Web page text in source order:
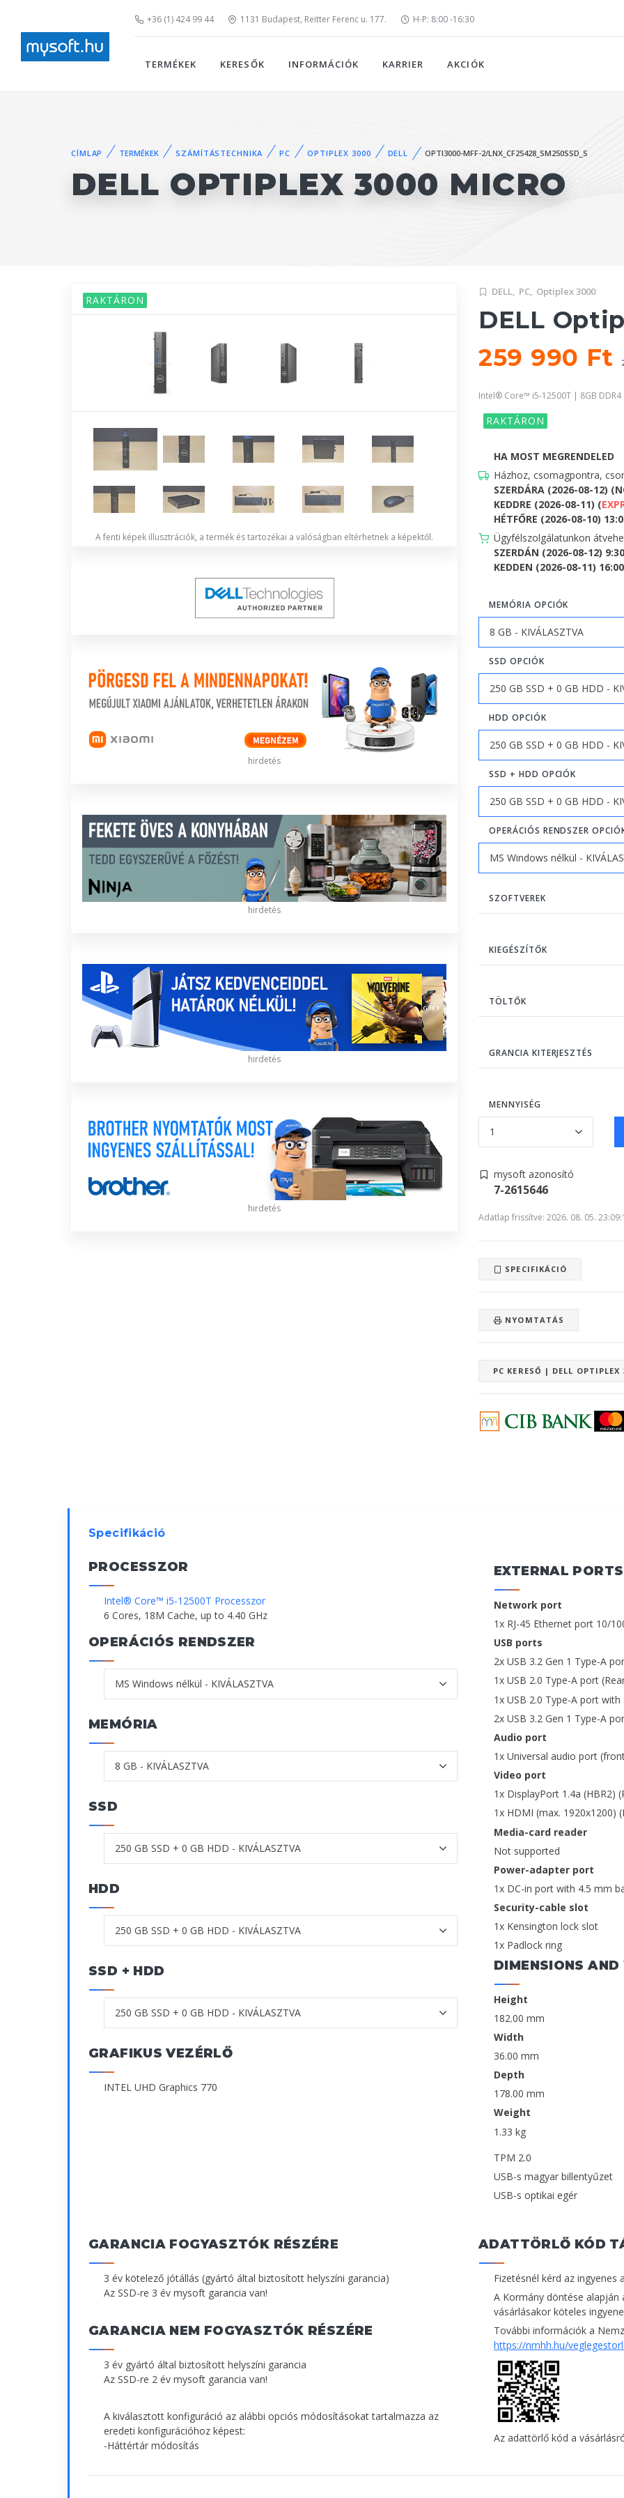
+36 (1) 424 99 44 1131 Budapest, Reitter Ferenc u. 177. H-P: 8:00 -16:30
TERMÉKEK KERESŐK INFORMÁCIÓK KARRIER AKCIÓK
CÍMLAP TERMÉKEK SZÁMÍTÁSTECHNIKA PC OPTIPLEX 3000 DELL OPTI3000-MFF-2/LNX_CF25428_SM250SSD_S
DELL OPTIPLEX 3000 MICRO
RAKTÁRON
A fenti képek illusztrációk, a termék és tartozékai a valóságban eltérhetnek a képektől.
hirdetés
hirdetés
hirdetés
hirdetés
DELL, PC, Optiplex 3000
DELL
259 990 Ft
Intel® Core™ i5-12500T | 8GB DDR4
RAKTÁRON
HA MOST MEGRENDELED
Házhoz, csomagpontra,
SZERDÁRA (2026-08-12)
KEDDRE (2026-08-11) (
HÉTFŐRE (2026-08-10)
Ügyfélszolgálatunkon
SZERDÁN (2026-08-12)
KEDDEN (2026-08-11)
MEMÓRIA OPCIÓK
SSD OPCIÓK
HDD OPCIÓK
SSD + HDD OPCIÓK
OPERÁCIÓS RENDSZER
SZOFTVEREK
KIEGÉSZÍTŐK
TÖLTŐK
GRANCIA KITERJESZTÉS
MENNYISÉG
mysoft azonosító
7-2615646
Adatlap frissítve: 2026. 08. 05.
SPECIFIKÁCIÓ
NYOMTATÁS
PC KERESŐ | DELL
Specifikáció
PROCESSZOR
Intel® Core™ i5-12500T Processzor
6 Cores, 18M Cache, up to 4.40 GHz
OPERÁCIÓS RENDSZER
MEMÓRIA
SSD
HDD
SSD + HDD
GRAFIKUS VEZÉRLŐ
INTEL UHD Graphics 770
EXTERNAL PORTS
Network port
1x RJ-45 Ethernet port 10/
USB ports
2x USB 3.2 Gen 1 Type-A
1x USB 2.0 Type-A port
1x USB 2.0 Type-A port
2x USB 3.2 Gen 1 Type-A
Audio port
1x Universal audio port
Video port
1x DisplayPort 1.4a (HBR2)
1x HDMI (max. 1920x1200)
Media-card reader
Not supported
Power-adapter port
1x DC-in port with 4.5 mm
Security-cable slot
1x Kensington lock slot
1x Padlock ring
DIMENSIONS
Height
182.00 mm
Width
36.00 mm
Depth
178.00 mm
Weight
1.33 kg
TPM 2.0
USB-s magyar billentyűzet
USB-s optikai egér
GARANCIA FOGYASZTÓK RÉSZÉRE
3 év kötelező jótállás (gyártó által biztosított helyszíni garancia)
Az SSD-re 3 év mysoft garancia van!
GARANCIA NEM FOGYASZTÓK RÉSZÉRE
3 év gyártó által biztosított helyszíni garancia
Az SSD-re 2 év mysoft garancia van!
A kiválasztott konfiguráció az alábbi opciós módosításokat tartalmazza az
eredeti konfigurációhoz képest:
-Háttértár módosítás
ADATTÖRLŐ KÓD
Fizetésnél kérd az
A Kormány döntése
vásárlásakor köteles
További információk a
https://nmhh.hu/
Az adattörlő kód a